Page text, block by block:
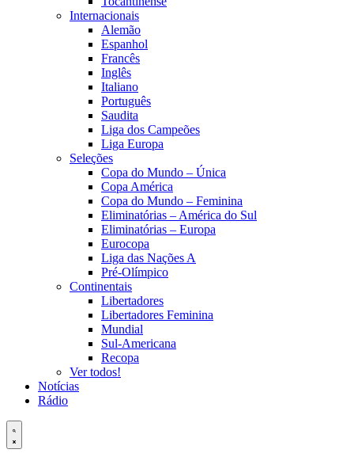
Internacionais
Alemão
Espanhol
Francês
Inglês
Italiano
Português
Saudita
Liga dos Campeões
Liga Europa
Seleções
Copa do Mundo – Única
Copa América
Copa do Mundo – Feminina
Eliminatórias – América do Sul
Eliminatórias – Europa
Eurocopa
Liga das Nações A
Pré-Olímpico
Continentais
Libertadores
Libertadores Feminina
Mundial
Sul-Americana
Recopa
Ver todos!
Notícias
Rádio